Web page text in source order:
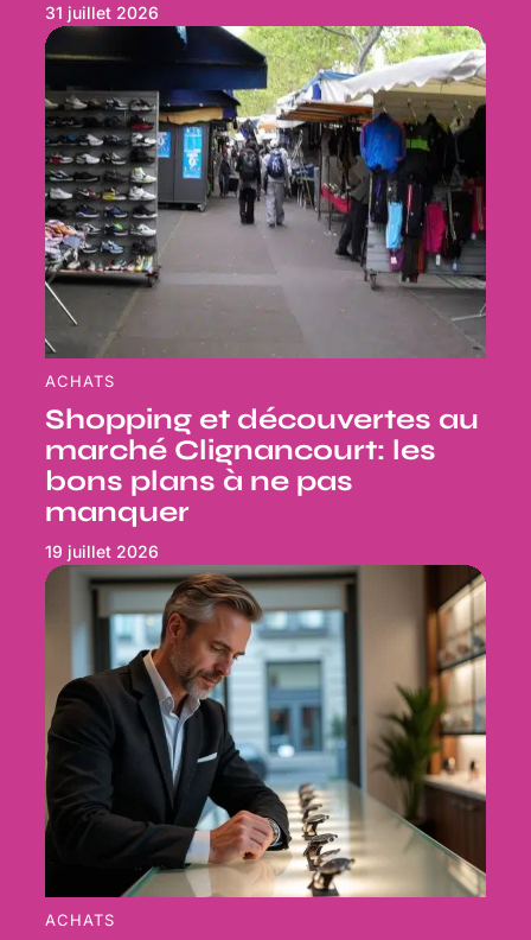
31 juillet 2026
ACHATS
Shopping et découvertes au
marché Clignancourt: les
bons plans à ne pas
manquer
19 juillet 2026
ACHATS